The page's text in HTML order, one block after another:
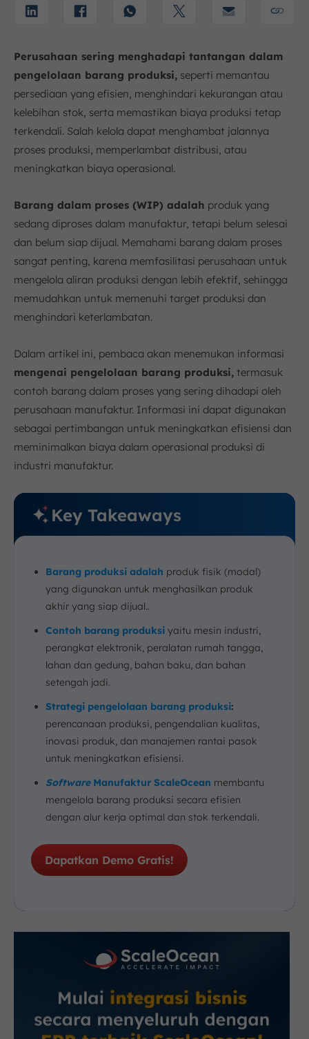
a. Meningkatkan Efisiensi Produksi
d. Menjamin Keamanan Kerja
e. Memperpanjang Umur Peralatan
5. Contoh Barang Hasil Produksi
c. Pakaian dan Tekstil
e. Food and Beverage
6. Strategi Pengelolaan Barang Produksi
a. Perencanaan Produksi
b. Pengendalian Kualitas
c. Inovasi dan Pengembangan Produk
d. Manajemen Rantai Pasok
7. Kesimpulan
Perusahaan sering menghadapi tantangan dalam
pengelolaan barang produksi, seperti memantau
persediaan yang efisien, menghindari kekurangan atau
kelebihan stok, serta memastikan biaya produksi tetap
terkendali. Salah kelola dapat menghambat jalannya
proses produksi, memperlambat distribusi, atau
meningkatkan biaya operasional.
Barang dalam proses (WIP) adalah produk yang
sedang diproses dalam manufaktur, tetapi belum selesai
dan belum siap dijual. Memahami barang dalam proses
sangat penting, karena memfasilitasi perusahaan untuk
mengelola aliran produksi dengan lebih efektif, sehingga
memudahkan untuk memenuhi target produksi dan
menghindari keterlambatan.
Dalam artikel ini, pembaca akan menemukan informasi
mengenai pengelolaan barang produksi, termasuk
contoh barang dalam proses yang sering dihadapi oleh
perusahaan manufaktur. Informasi ini dapat digunakan
sebagai pertimbangan untuk meningkatkan efisiensi dan
meminimalkan biaya dalam operasional produksi di
industri manufaktur.
Key Takeaways
Barang produksi adalah produk fisik (modal)
yang digunakan untuk menghasilkan produk
akhir yang siap dijual..
Contoh barang produksi yaitu mesin industri,
perangkat elektronik, peralatan rumah tangga,
lahan dan gedung, bahan baku, dan bahan
setengah jadi.
Strategi pengelolaan barang produksi:
perencanaan produksi, pengendalian kualitas,
inovasi produk, dan manajemen rantai pasok
untuk meningkatkan efisiensi.
SoftwareManufaktur ScaleOcean membantu
mengelola barang produksi secara efisien
dengan alur kerja optimal dan stok terkendali.
Dapatkan Demo Gratis!